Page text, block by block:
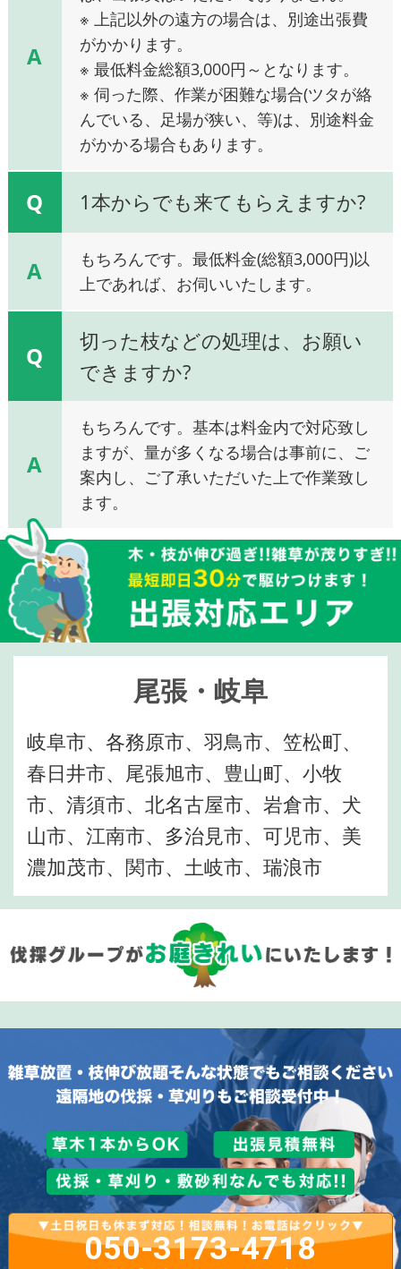
A
※ 上記以外の遠方の場合は、別途出張費
がかかります。
※ 最低料金総額3,000円～となります。
※ 伺った際、作業が困難な場合(ツタが絡
んでいる、足場が狭い、等)は、別途料金
がかかる場合もあります。
Q 1本からでも来てもらえますか?
A
もちろんです。最低料金(総額3,000円)以
上であれば、お伺いいたします。
Q
切った枝などの処理は、お願い
できますか?
A
もちろんです。基本は料金内で対応致し
ますが、量が多くなる場合は事前に、ご
案内し、ご了承いただいた上で作業致し
ます。
尾張・岐阜
岐阜市、各務原市、羽鳥市、笠松町、
春日井市、尾張旭市、豊山町、小牧
市、清須市、北名古屋市、岩倉市、犬
山市、江南市、多治見市、可児市、美
濃加茂市、関市、土岐市、瑞浪市
050-3173-4718